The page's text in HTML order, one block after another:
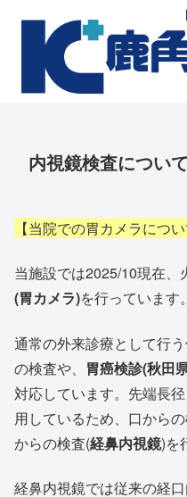
内視鏡検査について
【当院での胃カメラについ
当施設では2025/10現在、
(胃カメラ)を行っています。
通常の外来診療として行う
の検査や、 胃癌検診(秋田
対応しています。先端長
用しているため、口から
からの検査(経鼻内視鏡)を
経鼻内視鏡では従来の経